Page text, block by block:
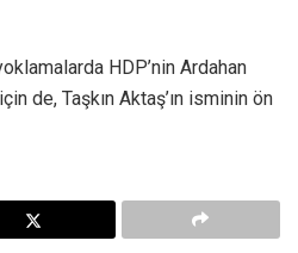
HDP’nin Ardahan
de, Taşkın Aktaş’ın isminin ön